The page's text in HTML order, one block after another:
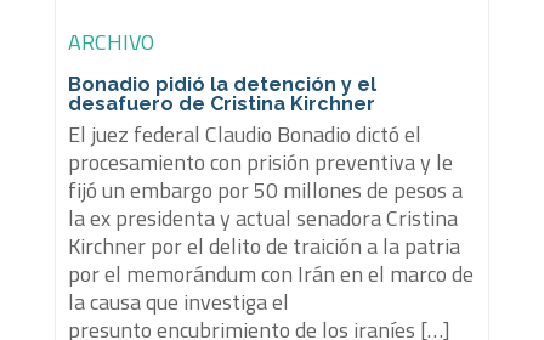
ARCHIVO
Bonadio pidió la detención y el
desafuero de Cristina Kirchner
El juez federal Claudio Bonadio dictó el
procesamiento con prisión preventiva y le
fijó un embargo por 50 millones de pesos a
la ex presidenta y actual senadora Cristina
Kirchner por el delito de traición a la patria
por el memorándum con Irán en el marco de
la causa que investiga el
presunto encubrimiento de los iraníes […]